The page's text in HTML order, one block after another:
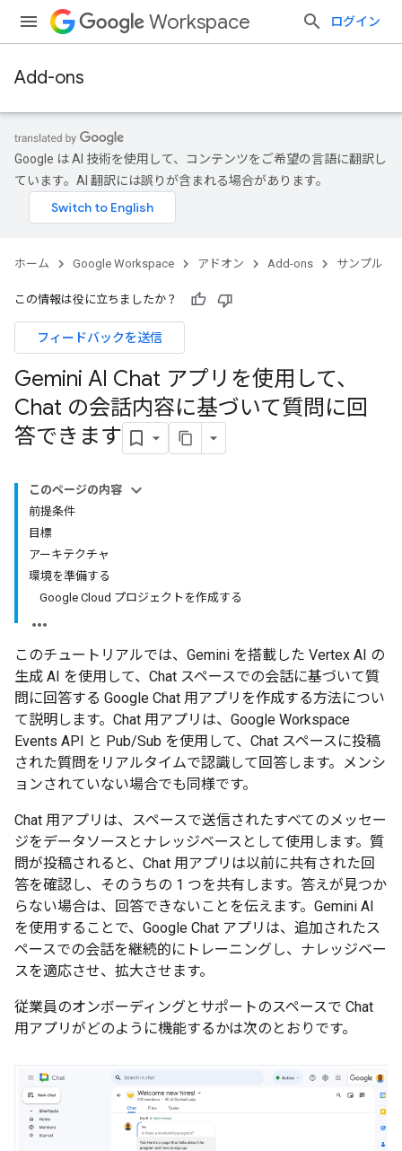
Workspace ログイン
Add-ons
Google は AI 技術を使用して、コンテンツをご希望の言語に翻訳し
ています。AI 翻訳には誤りが含まれる場合があります。
ホーム Google Workspace アドオン Add-ons サンプル
この情報は役に立ちましたか？
フィードバックを送信
Gemini AI Chat アプリを使用して、
Chat の会話内容に基づいて質問に回
答できます
このページの内容
前提条件
目標
アーキテクチャ
環境を準備する
Google Cloud プロジェクトを作成する
このチュートリアルでは、Gemini を搭載した Vertex AI の
生成 AI を使用して、Chat スペースでの会話に基づいて質
問に回答する Google Chat 用アプリを作成する方法につい
て説明します。Chat 用アプリは、Google Workspace
Events API と Pub/Sub を使用して、Chat スペースに投稿
された質問をリアルタイムで認識して回答します。メンシ
ョンされていない場合でも同様です。
Chat 用アプリは、スペースで送信されたすべてのメッセー
ジをデータソースとナレッジベースとして使用します。質
問が投稿されると、Chat 用アプリは以前に共有された回
答を確認し、そのうちの 1 つを共有します。答えが見つか
らない場合は、回答できないことを伝えます。Gemini AI
を使用することで、Google Chat アプリは、追加されたス
ペースでの会話を継続的にトレーニングし、ナレッジベー
スを適応させ、拡大させます。
従業員のオンボーディングとサポートのスペースで Chat
用アプリがどのように機能するかは次のとおりです。